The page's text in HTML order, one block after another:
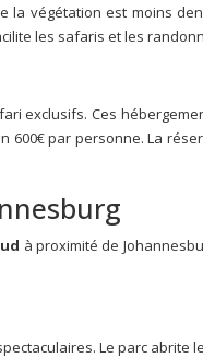
végétation est moins
les safaris et les
exclusifs. Ces
par personne. La
à proximité de
Le parc abrite